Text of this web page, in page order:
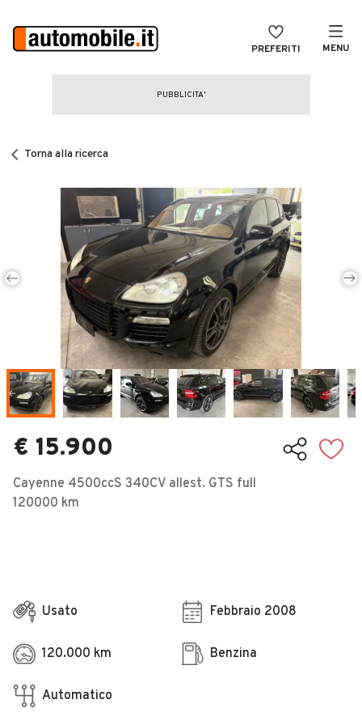
PREFERITI MENU
CERCA
Auto Nuove
Noleggio a lungo termine
Auto d'epoca
Camper
Veicoli Commerciali
Concessionari
Torna alla ricerca
€ 15.900
Cayenne 4500ccS 340CV allest. GTS full
120000 km
Usato Febbraio 2008
120.000 km Benzina
Automatico